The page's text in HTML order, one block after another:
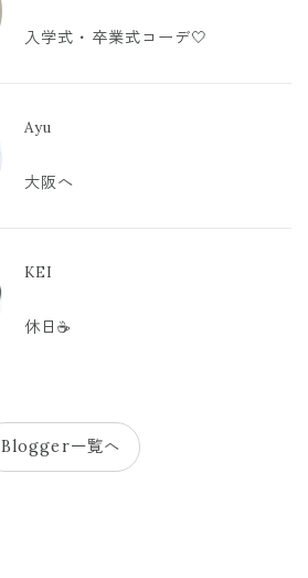
入学式・卒業式コーデ🤍
Ayu
大阪へ
KEI
休日☕️
Blogger一覧へ